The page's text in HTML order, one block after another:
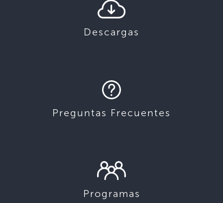
Descargas
Preguntas Frecuentes
Programas